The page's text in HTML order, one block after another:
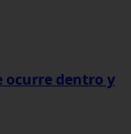
ocurre dentro y